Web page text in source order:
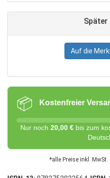
Später
Auf die
📦 Kostenfreier
Nur noch 20,00 € bis zum
*alle Preise inkl. MwSt.